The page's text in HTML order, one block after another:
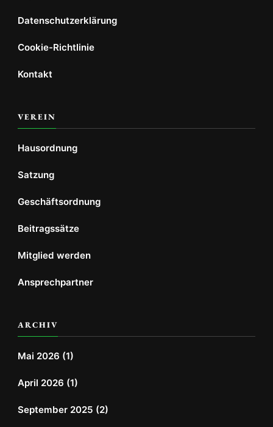
Datenschutzerklärung
Cookie-Richtlinie
Kontakt
VEREIN
Hausordnung
Satzung
Geschäftsordnung
Beitragssätze
Mitglied werden
Ansprechpartner
ARCHIV
Mai 2026 (1)
April 2026 (1)
September 2025 (2)